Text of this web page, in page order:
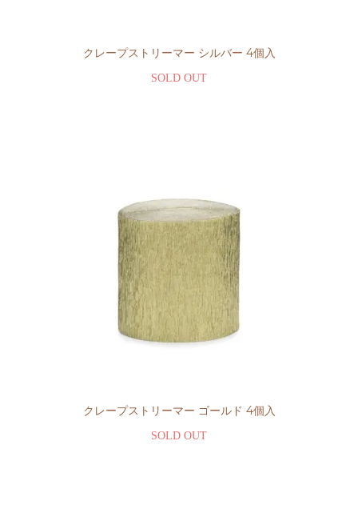
クレープストリーマー シルバー 4個入
SOLD OUT
クレープストリーマー ゴールド 4個入
SOLD OUT